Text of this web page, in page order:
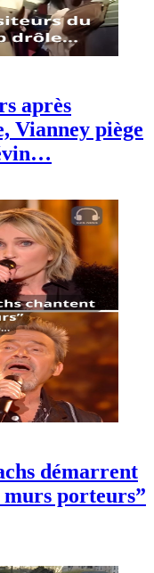
après
Vianney piège
démarrent
murs porteurs”